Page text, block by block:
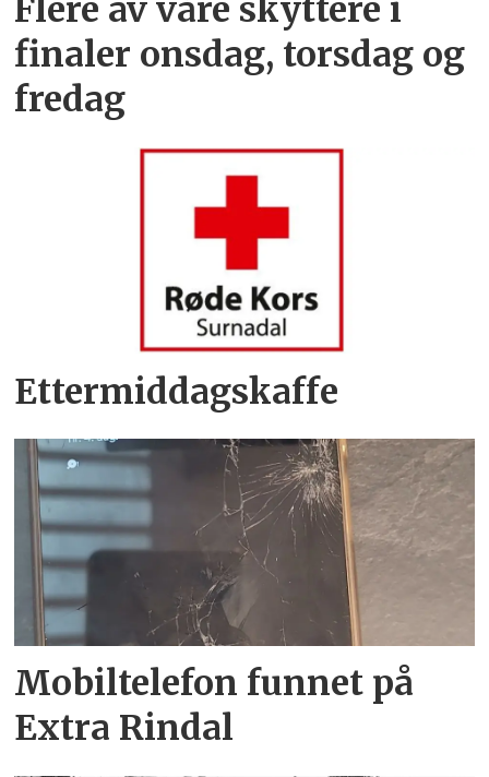
Flere av våre skyttere i
finaler onsdag, torsdag og
fredag
Ettermiddagskaffe
Mobiltelefon funnet på
Extra Rindal